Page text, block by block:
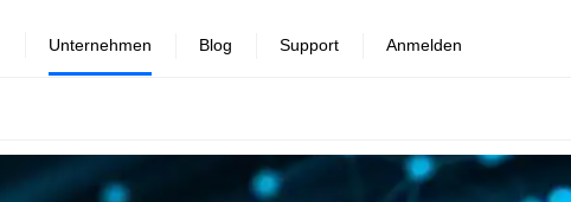
Unternehmen Blog Support Anmelden